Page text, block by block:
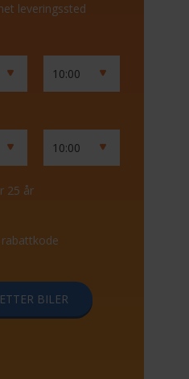
leveringssted
25 år
rabattkode
BILER